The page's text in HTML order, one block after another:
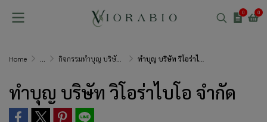
0 0
Home กิจกรรมทำบุญ บริษัท วิโอร่าไบโอ จำกัด ทำบุญ บริษัท วิโอร่าไบโอ จำกัด
ทำบุญ บริษัท วิโอร่าไบโอ จำกัด